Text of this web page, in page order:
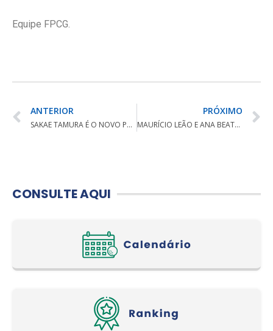
Equipe FPCG.
ANTERIOR
SAKAE TAMURA É O NOVO PRESIDENTE ELEITO DA FPCG
PRÓXIMO
MAURÍCIO LEÃO E ANA BEATRIZ VENCEM 10º ABERTO COSTÃO GOLF CLUB
CONSULTE AQUI